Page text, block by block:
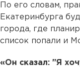
По его словам,
Екатеринбурга
города, где
список попали и
«Он сказал: "Я